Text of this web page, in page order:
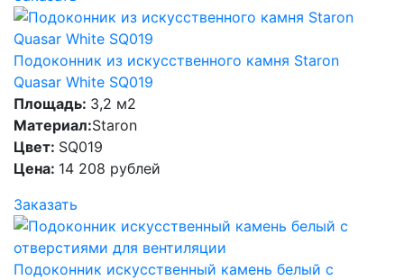
Подоконник из искусственного камня Staron
Quasar White SQ019
Площадь: 3,2 м2
Материал:Staron
Цвет: SQ019
Цена: 14 208 рублей
Заказать
Подоконник искусственный камень белый с